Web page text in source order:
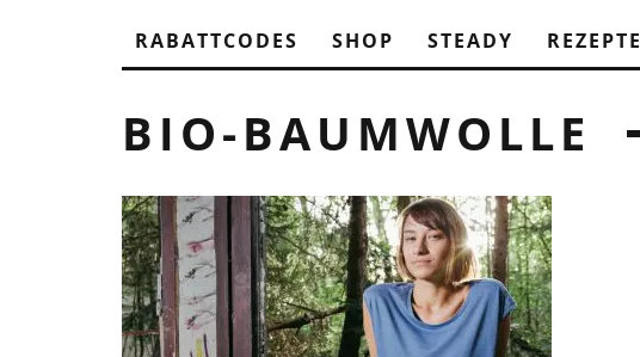
RABATTCODES SHOP STEADY REZEPTE
BIO-BAUMWOLLE